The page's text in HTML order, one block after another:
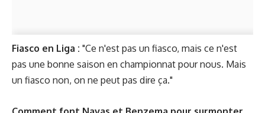
Fiasco en Liga : "Ce n'est pas un fiasco, mais ce n'est
pas une bonne saison en championnat pour nous. Mais
un fiasco non, on ne peut pas dire ça."